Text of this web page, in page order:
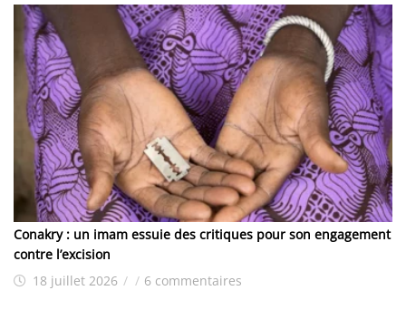
Conakry : un imam essuie des critiques pour son engagement
contre l’excision
18 juillet 2026 / / 6 commentaires